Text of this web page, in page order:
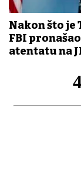
Nakon što
FBI
atentatu na